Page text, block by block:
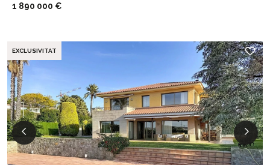
1 890 000 €
EXCLUSIVITAT